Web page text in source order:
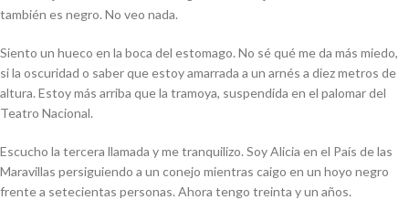
también es negro. No veo nada.
Siento un hueco en la boca del estomago. No sé qué me da más miedo,
si la oscuridad o saber que estoy amarrada a un arnés a diez metros de
altura. Estoy más arriba que la tramoya, suspendida en el palomar del
Teatro Nacional.
Escucho la tercera llamada y me tranquilizo. Soy Alicia en el País de las
Maravillas persiguiendo a un conejo mientras caigo en un hoyo negro
frente a setecientas personas. Ahora tengo treinta y un años.